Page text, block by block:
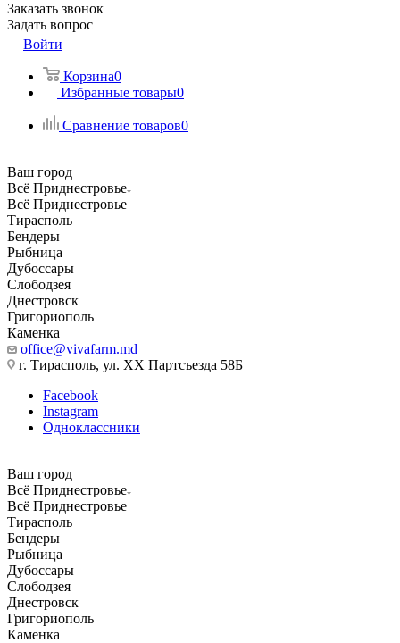
Заказать звонок
Задать вопрос
Войти
Корзина0
Избранные товары0
Сравнение товаров0
Ваш город
Всё Приднестровье
Всё Приднестровье
Тирасполь
Бендеры
Рыбница
Дубоссары
Слободзея
Днестровск
Григориополь
Каменка
office@vivafarm.md
г. Тирасполь, ул. ХХ Партсъезда 58Б
Facebook
Instagram
Одноклассники
Ваш город
Всё Приднестровье
Всё Приднестровье
Тирасполь
Бендеры
Рыбница
Дубоссары
Слободзея
Днестровск
Григориополь
Каменка